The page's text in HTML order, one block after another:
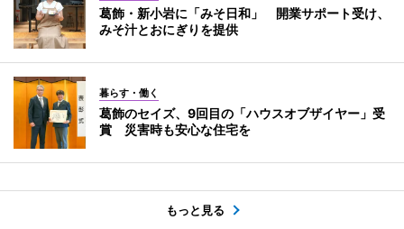
葛飾・新小岩に「みそ日和」 開業サポート受け、
みそ汁とおにぎりを提供
暮らす・働く
葛飾のセイズ、9回目の「ハウスオブザイヤー」受
賞 災害時も安心な住宅を
もっと見る